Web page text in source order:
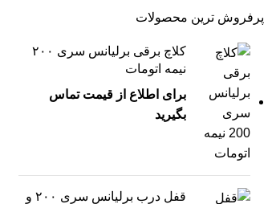
پرفروش ترین محصولات
کلاچ برقی برلیانس سری ۲۰۰
نیمه اتومات
برای اطلاع از قیمت تماس
بگیرید
قفل درب برلیانس سری ۲۰۰ و